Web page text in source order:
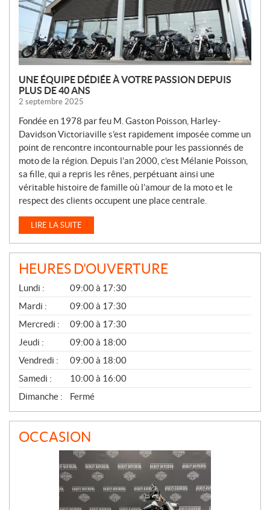
E
UNE ÉQUIPE DÉDIÉE À VOTRE PASSION DEPUIS
PLUS DE 40 ANS
2 septembre 2025
Fondée en 1978 par feu M. Gaston Poisson, Harley-
Davidson Victoriaville s’est rapidement imposée comme un
point de rencontre incontournable pour les passionnés de
moto de la région. Depuis l’an 2000, c’est Mélanie Poisson,
sa fille, qui a repris les rênes, perpétuant ainsi une
véritable histoire de famille où l’amour de la moto et le
respect des clients occupent une place centrale.
LIRE LA SUITE
HEURES D'OUVERTURE
G
É
N
É
R
A
L
Lundi :
09:00 à 17:30
Mardi :
09:00 à 17:30
Mercredi :
09:00 à 17:30
Jeudi :
09:00 à 18:00
Vendredi :
09:00 à 18:00
Samedi :
10:00 à 16:00
Dimanche :
Fermé
OCCASION